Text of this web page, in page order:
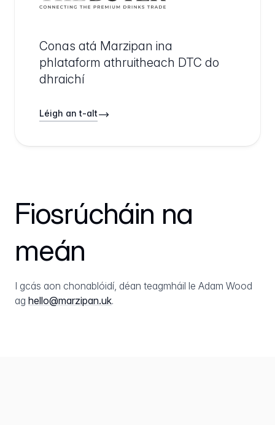
Conas atá Marzipan ina
phlataform athruitheach DTC do
dhraichí
Léigh an t-alt
Fiosrúcháin na
meán
I gcás aon chonablóidí, déan teagmháil le Adam Wood
ag hello@marzipan.uk.